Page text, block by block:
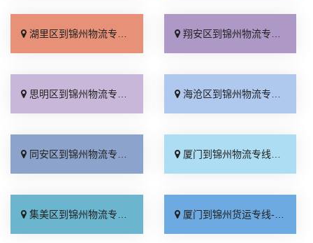
湖里区到锦州物流专线_专业调车「专线直达」 翔安区到锦州物流专线_全境到达「合同承运」
思明区到锦州物流专线_限时必达「全程直达」 海沧区到锦州物流专线_运价查询「急你所需」
同安区到锦州物流专线_怎么收费「上门取件」 厦门到锦州物流专线_放心物流「物流拼车」
集美区到锦州物流专线_高效快运「保证时效」 厦门到锦州货运专线-厦门到锦州物流公司_运保时效「损坏理赔」